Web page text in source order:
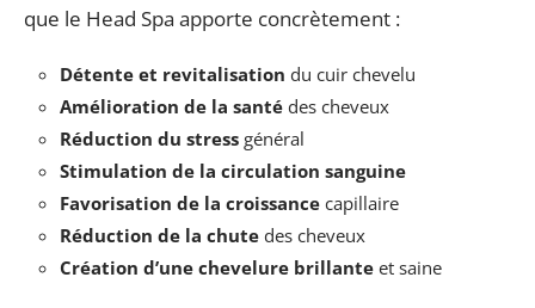
que le Head Spa apporte concrètement :
Détente et revitalisation du cuir chevelu
Amélioration de la santé des cheveux
Réduction du stress général
Stimulation de la circulation sanguine
Favorisation de la croissance capillaire
Réduction de la chute des cheveux
Création d’une chevelure brillante et saine